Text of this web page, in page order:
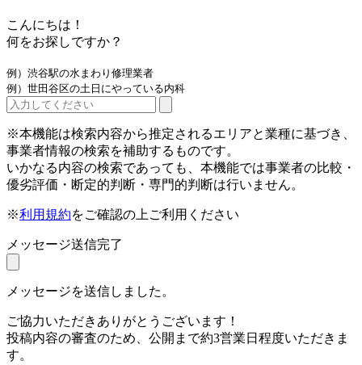
こんにちは！
何をお探しですか？
例）渋谷駅の水まわり修理業者
例）世田谷区の土日にやっている内科
※本機能は検索内容から推定されるエリアと業種に基づき、
事業者情報の検索を補助するものです。
いかなる内容の検索であっても、本機能では事業者の比較・
優劣評価・断定的判断・専門的判断は行いません。
※利用規約をご確認の上ご利用ください
メッセージ送信完了
メッセージを送信しました。
ご協力いただきありがとうございます！
投稿内容の審査のため、公開まで約3営業日程度いただきま
す。